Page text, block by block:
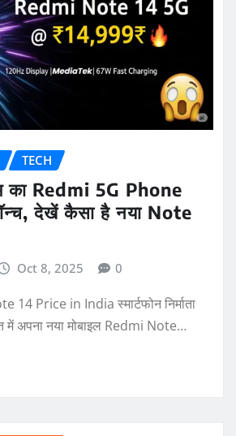
TECH
का Redmi 5G Phone
देखें कैसा है नया Note
Oct 8, 2025 0
Price in India स्मार्टफोन निर्माता
में अपना नया मोबाइल Redmi Note…